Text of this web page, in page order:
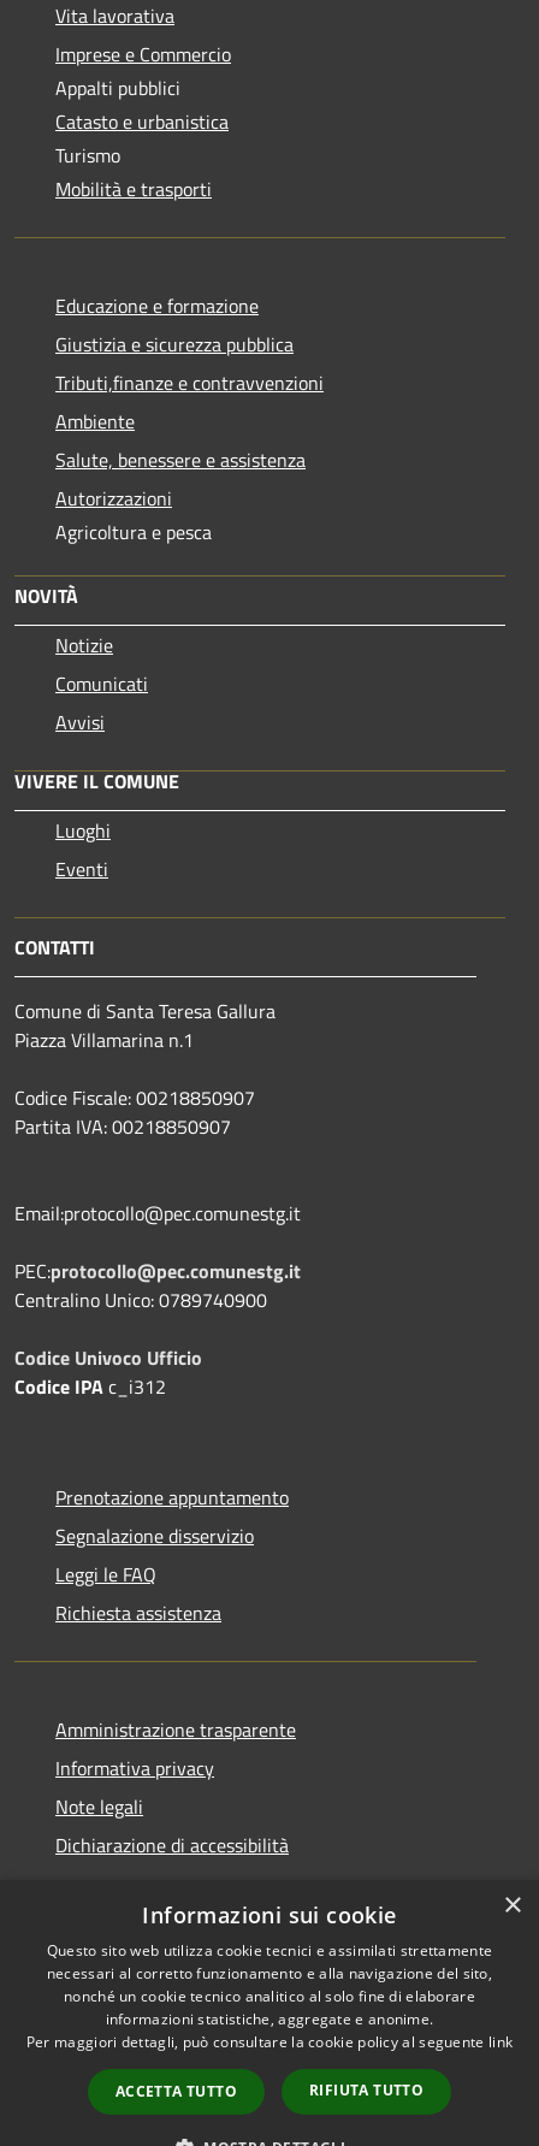
Vita lavorativa
Imprese e Commercio
Appalti pubblici
Catasto e urbanistica
Turismo
Mobilità e trasporti
Educazione e formazione
Giustizia e sicurezza pubblica
Tributi,finanze e contravvenzioni
Ambiente
Salute, benessere e assistenza
Autorizzazioni
Agricoltura e pesca
NOVITÀ
Notizie
Comunicati
Avvisi
VIVERE IL COMUNE
Luoghi
Eventi
CONTATTI
Comune di Santa Teresa Gallura
Piazza Villamarina n.1
Codice Fiscale: 00218850907
Partita IVA: 00218850907
Email:protocollo@pec.comunestg.it
PEC:protocollo@pec.comunestg.it
Centralino Unico: 0789740900
Codice Univoco Ufficio
Codice IPAc_i312
Prenotazione appuntamento
Segnalazione disservizio
Leggi le FAQ
Richiesta assistenza
Amministrazione trasparente
Informativa privacy
Note legali
Dichiarazione di accessibilità
RSS
Accessibilità
Cookie
Mappa del sito
WebMail
Copyright © 2026 • Comune di
Santa Teresa Gallura •
Powered byMunicipium
Accesso redazione
×
Informazioni sui cookie
Questo sito web utilizza cookie tecnici e assimilati strettamente
necessari al corretto funzionamento e alla navigazione del sito,
nonché un cookie tecnico analitico al solo fine di elaborare
informazioni statistiche, aggregate e anonime.
Per maggiori dettagli, può consultare la cookie policy al seguente link
ACCETTA TUTTO RIFIUTA TUTTO